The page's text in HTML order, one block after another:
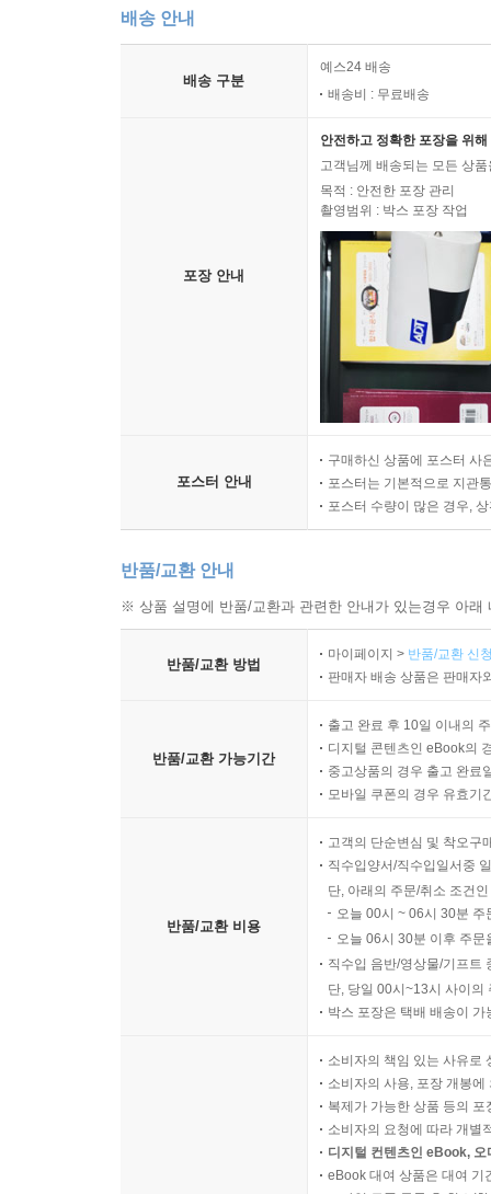
배송 안내
배송 구분
예스24 배송
배송비 : 무료배송
포장 안내
안전하고 정확한 포장을 위
고객님께 배송되는 모든 상
목적 : 안전한 포장 관리
촬영범위 : 박스 포장 작업
포스터 안내
구매하신 상품에 포스터 사
포스터는 기본적으로 지관
포스터 수량이 많은 경우,
반품/교환 안내
※ 상품 설명에 반품/교환과 관련한 안내가 있는경우 아
반품/교환 방법
마이페이지 > 반품/교환 신
판매자 배송 상품은 판매자
반품/교환 가능기간
출고 완료 후 10일 이내의
디지털 콘텐츠인 eBook의
중고상품의 경우 출고 완료
모바일 쿠폰의 경우 유효기
반품/교환 비용
고객의 단순변심 및 착오구
직수입양서/직수입일서중
단, 아래의 주문/취소 조건
오늘 00시 ~ 06시 30분
오늘 06시 30분 이후 주
직수입 음반/영상물/기프트
단, 당일 00시~13시 사이의
박스 포장은 택배 배송이
소비자의 책임 있는 사유로
소비자의 사용, 포장 개봉
복제가 가능한 상품 등의
소비자의 요청에 따라 개별
디지털 컨텐츠인 eBook,
eBook 대여 상품은 대여 기